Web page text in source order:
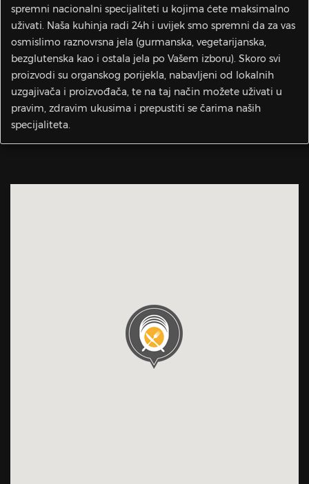
spremni nacionalni specijaliteti u kojima ćete maksimalno
uživati. Naša kuhinja radi 24h i uvijek smo spremni da za vas
osmislimo raznovrsna jela (gurmanska, vegetarijanska,
bezglutenska kao i ostala jela po Vašem izboru). Skoro svi
proizvodi su organskog porijekla, nabavljeni od lokalnih
uzgajivača i proizvođača, te na taj način možete uživati u
pravim, zdravim ukusima i prepustiti se čarima naših
specijaliteta.